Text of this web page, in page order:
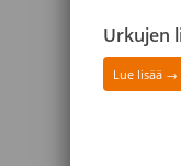
Urkujen
Lue lisää →